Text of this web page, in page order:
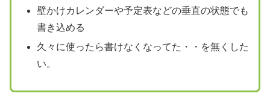
壁かけカレンダーや予定表などの垂直の状態でも
書き込める
久々に使ったら書けなくなってた・・を無くした
い。